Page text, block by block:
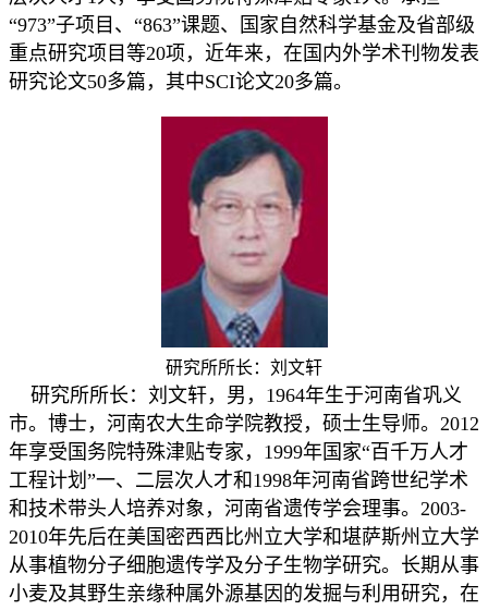
“973”子项目、“863”课题、国家自然科学基金及省部级
重点研究项目等20项，近年来，在国内外学术刊物发表
研究论文50多篇，其中SCI论文20多篇。
研究所所长：刘文轩
研究所所长：刘文轩，男，1964年生于河南省巩义
市。博士，河南农大生命学院教授，硕士生导师。2012
年享受国务院特殊津贴专家，1999年国家“百千万人才
工程计划”一、二层次人才和1998年河南省跨世纪学术
和技术带头人培养对象，河南省遗传学会理事。2003-
2010年先后在美国密西西比州立大学和堪萨斯州立大学
从事植物分子细胞遗传学及分子生物学研究。长期从事
小麦及其野生亲缘种属外源基因的发掘与利用研究，在